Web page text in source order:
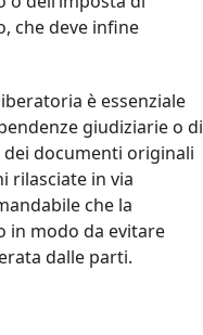
che deve infine
è essenziale
giudiziarie o di
documenti originali
rilasciate in via
che la
in modo da evitare
dalle parti.